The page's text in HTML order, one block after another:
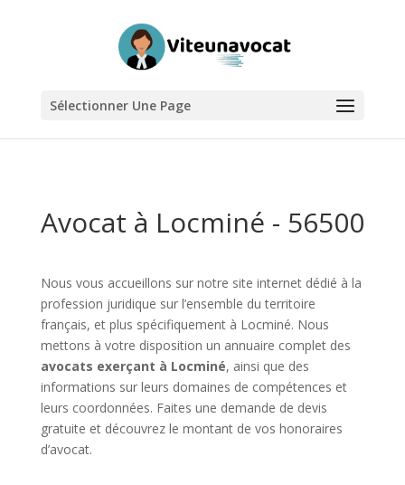
Sélectionner Une Page
Avocat à Locminé - 56500
Nous vous accueillons sur notre site internet dédié à la
profession juridique sur l’ensemble du territoire
français, et plus spécifiquement à Locminé. Nous
mettons à votre disposition un annuaire complet des
avocats exerçant à Locminé, ainsi que des
informations sur leurs domaines de compétences et
leurs coordonnées. Faites une demande de devis
gratuite et découvrez le montant de vos honoraires
d’avocat.